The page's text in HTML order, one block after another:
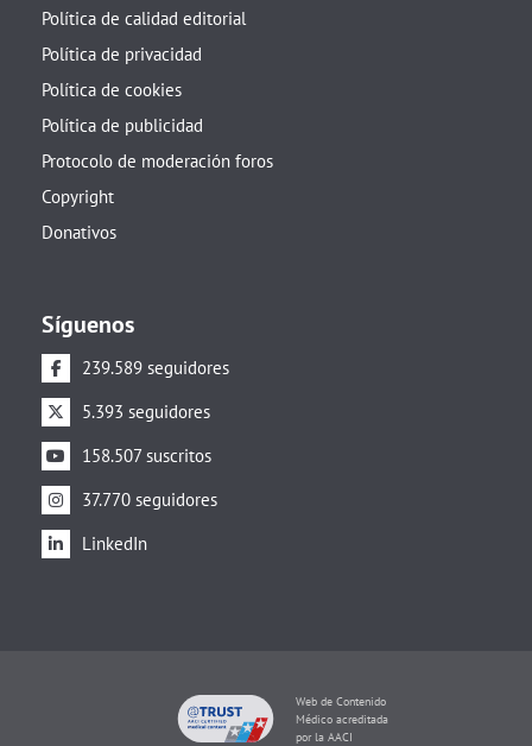
Política de calidad editorial
Política de privacidad
Política de cookies
Política de publicidad
Protocolo de moderación foros
Copyright
Donativos
Síguenos
239.589 seguidores
5.393 seguidores
158.507 suscritos
37.770 seguidores
LinkedIn
Web de Contenido
Médico acreditada
por la AACI